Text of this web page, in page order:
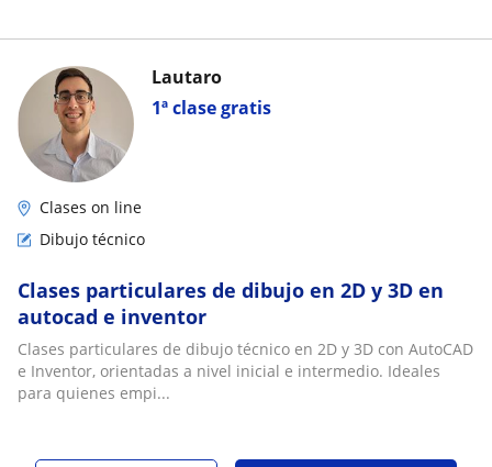
1ª clase gratis
Lautaro
Clases on line
Dibujo técnico
Clases particulares de dibujo en 2D y 3D en
autocad e inventor
Clases particulares de dibujo técnico en 2D y 3D con AutoCAD
e Inventor, orientadas a nivel inicial e intermedio. Ideales
para quienes empi...